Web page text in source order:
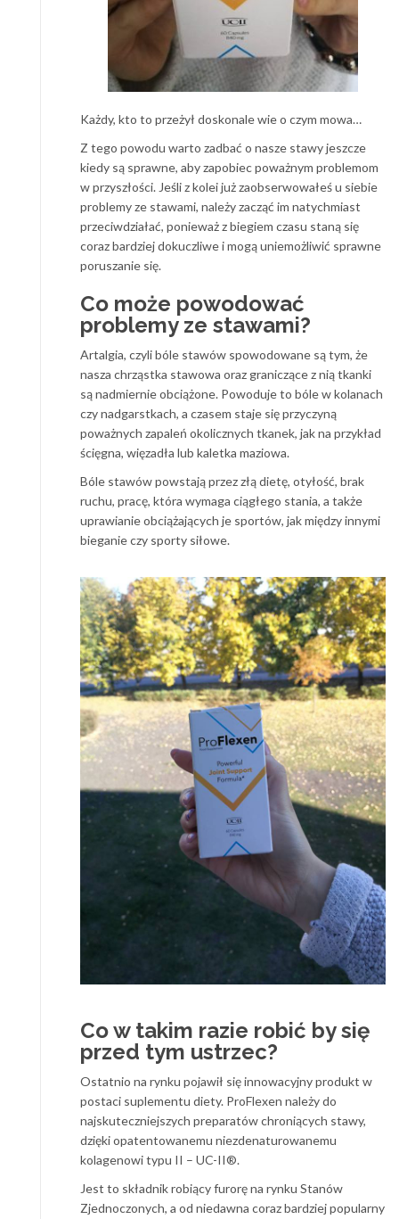
Każdy, kto to przeżył doskonale wie o czym mowa…
Z tego powodu warto zadbać o nasze stawy jeszcze
kiedy są sprawne, aby zapobiec poważnym problemom
w przyszłości. Jeśli z kolei już zaobserwowałeś u siebie
problemy ze stawami, należy zacząć im natychmiast
przeciwdziałać, ponieważ z biegiem czasu staną się
coraz bardziej dokuczliwe i mogą uniemożliwić sprawne
poruszanie się.
Co może powodować
problemy ze stawami?
Artalgia, czyli bóle stawów spowodowane są tym, że
nasza chrząstka stawowa oraz graniczące z nią tkanki
są nadmiernie obciążone. Powoduje to bóle w kolanach
czy nadgarstkach, a czasem staje się przyczyną
poważnych zapaleń okolicznych tkanek, jak na przykład
ścięgna, więzadła lub kaletka maziowa.
Bóle stawów powstają przez złą dietę, otyłość, brak
ruchu, pracę, która wymaga ciągłego stania, a także
uprawianie obciążających je sportów, jak między innymi
bieganie czy sporty siłowe.
Co w takim razie robić by się
przed tym ustrzec?
Ostatnio na rynku pojawił się innowacyjny produkt w
postaci suplementu diety. ProFlexen należy do
najskuteczniejszych preparatów chroniących stawy,
dzięki opatentowanemu niezdenaturowanemu
kolagenowi typu II – UC-II®.
Jest to składnik robiący furorę na rynku Stanów
Zjednoczonych, a od niedawna coraz bardziej popularny